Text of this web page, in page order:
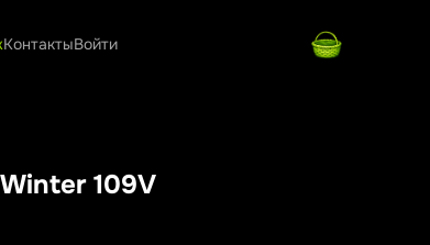
КонтактыВойти
109V